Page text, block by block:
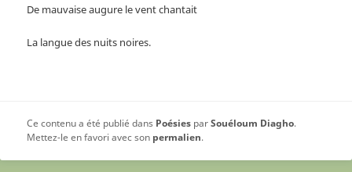
De mauvaise augure le vent chantait
La langue des nuits noires.
Ce contenu a été publié dans Poésies parSouéloum Diagho.
Mettez-le en favori avec son permalien.